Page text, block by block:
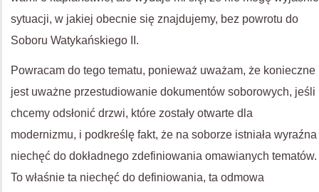
sytuacji, w jakiej obecnie się znajdujemy, bez powrotu do
Soboru Watykańskiego II.
Powracam do tego tematu, ponieważ uważam, że konieczne
jest uważne przestudiowanie dokumentów soborowych, jeśli
chcemy odsłonić drzwi, które zostały otwarte dla
modernizmu, i podkreślę fakt, że na soborze istniała wyraźna
niechęć do dokładnego zdefiniowania omawianych tematów.
To właśnie ta niechęć do definiowania, ta odmowa